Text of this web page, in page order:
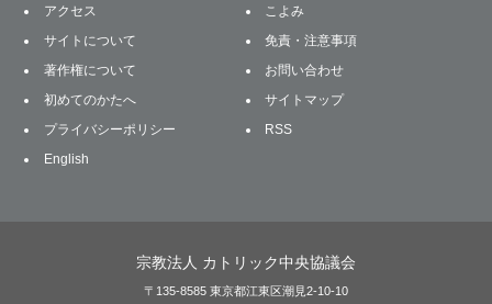
アクセス
こよみ
サイトについて
免責・注意事項
著作権について
お問い合わせ
初めてのかたへ
サイトマップ
プライバシーポリシー
RSS
English
宗教法人 カトリック中央協議会
〒135-8585 東京都江東区潮見2-10-10